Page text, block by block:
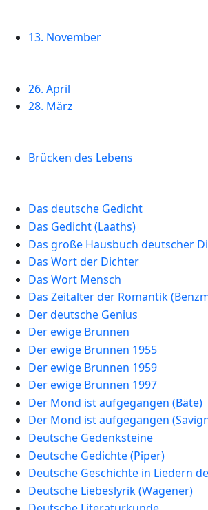
13. November
26. April
28. März
Brücken des Lebens
Das deutsche Gedicht
Das Gedicht (Laaths)
Das große Hausbuch deutscher
Das Wort der Dichter
Das Wort Mensch
Das Zeitalter der Romantik
Der deutsche Genius
Der ewige Brunnen
Der ewige Brunnen 1955
Der ewige Brunnen 1959
Der ewige Brunnen 1997
Der Mond ist aufgegangen (Bäte)
Der Mond ist aufgegangen
Deutsche Gedenksteine
Deutsche Gedichte (Piper)
Deutsche Geschichte in Liedern
Deutsche Liebeslyrik (Wagener)